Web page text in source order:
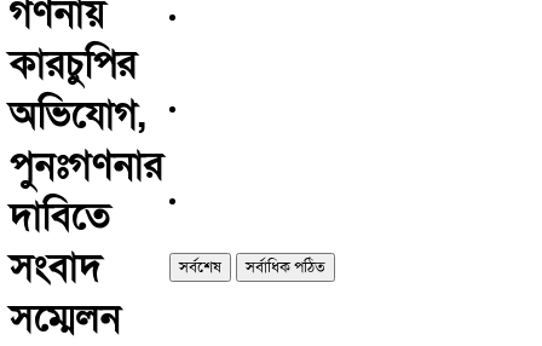
গণনায়
কারচুপির
অভিযোগ,
পুনঃগণনার
দাবিতে
সংবাদ
সম্মেলন
সর্বশেষ সর্বাধিক পঠিত